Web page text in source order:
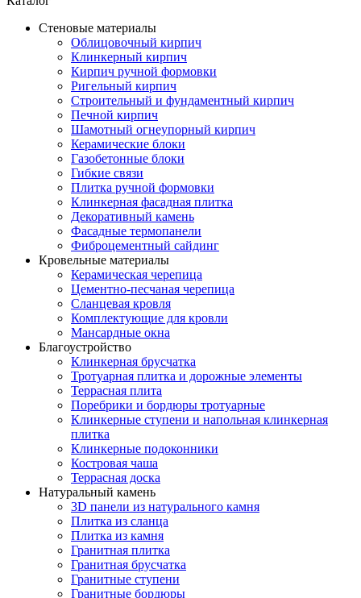
Стеновые материалы
Облицовочный кирпич
Клинкерный кирпич
Кирпич ручной формовки
Ригельный кирпич
Строительный и фундаментный кирпич
Печной кирпич
Шамотный огнеупорный кирпич
Керамические блоки
Газобетонные блоки
Гибкие связи
Плитка ручной формовки
Клинкерная фасадная плитка
Декоративный камень
Фасадные термопанели
Фиброцементный сайдинг
Кровельные материалы
Керамическая черепица
Цементно-песчаная черепица
Сланцевая кровля
Комплектующие для кровли
Мансардные окна
Благоустройство
Клинкерная брусчатка
Тротуарная плитка и дорожные элементы
Террасная плита
Поребрики и бордюры тротуарные
Клинкерные ступени и напольная клинкерная
плитка
Клинкерные подоконники
Костровая чаша
Террасная доска
Натуральный камень
3D панели из натурального камня
Плитка из сланца
Плитка из камня
Гранитная плитка
Гранитная брусчатка
Гранитные ступени
Гранитные бордюры